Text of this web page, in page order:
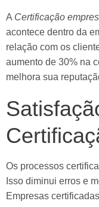
A Certificação
acontece dentro da
relação com os
aumento de 30% na
melhora sua
Os processos
Isso diminui erros e
Empresas